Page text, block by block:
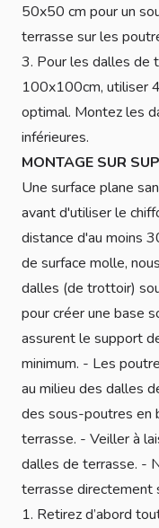
50x50 cm pour un
terrasse sur les
3. Pour les dalles de
100x100cm, utiliser
optimal. Montez les
inférieures.
MONTAGE SUR
Une surface plane
avant d'utiliser le
distance d'au moins
de surface molle,
dalles (de trottoir)
pour créer une base
assurent le support
minimum. - Les
au milieu des dalles
des sous-poutres en
terrasse. - Veiller à
dalles de terrasse. -
terrasse directement
1. Retirez d’abord